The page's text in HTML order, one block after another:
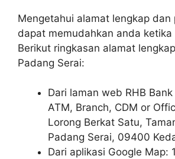
Mengetahui alamat lengkap dan
dapat memudahkan anda ketika
Berikut ringkasan alamat
Padang Serai:
Dari laman web RHB
ATM, Branch, CDM or
Lorong Berkat Satu,
Padang Serai, 09400
Dari aplikasi Google Map: